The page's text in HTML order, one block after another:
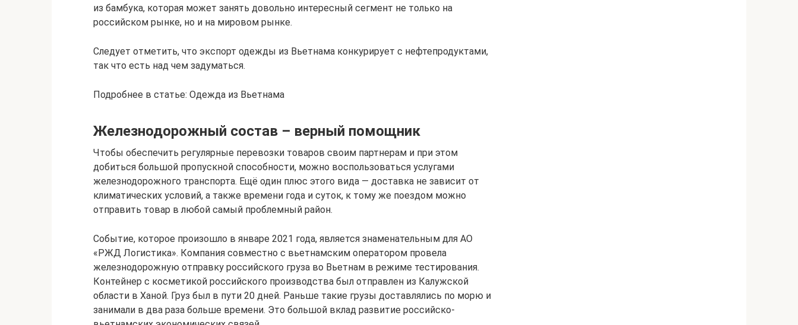
из бамбука, которая может занять довольно интересный сегмент не только на
российском рынке, но и на мировом рынке.
Следует отметить, что экспорт одежды из Вьетнама конкурирует с нефтепродуктами,
так что есть над чем задуматься.
Подробнее в статье: Одежда из Вьетнама
Железнодорожный состав – верный помощник
Чтобы обеспечить регулярные перевозки товаров своим партнерам и при этом
добиться большой пропускной способности, можно воспользоваться услугами
железнодорожного транспорта. Ещё один плюс этого вида — доставка не зависит от
климатических условий, а также времени года и суток, к тому же поездом можно
отправить товар в любой самый проблемный район.
Событие, которое произошло в январе 2021 года, является знаменательным для АО
«РЖД Логистика». Компания совместно с вьетнамским оператором провела
железнодорожную отправку российского груза во Вьетнам в режиме тестирования.
Контейнер с косметикой российского производства был отправлен из Калужской
области в Ханой. Груз был в пути 20 дней. Раньше такие грузы доставлялись по морю и
занимали в два раза больше времени. Это большой вклад развитие российско-